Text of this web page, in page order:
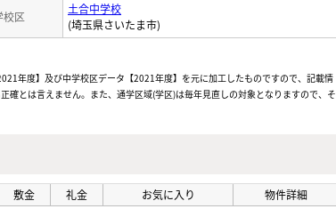
校区
土合中学校
(埼玉県さいたま市)
年度】及び中学校区データ【2021年度】を元に加工したものですので、記載情
とは言えません。また、通学区域(学区)は毎年見直しの対象となりますので、そ
敷金 礼金 お気に入り 物件詳細